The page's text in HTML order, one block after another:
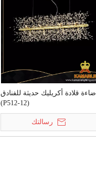
إضاءة قلادة أكريليك حديثة للفنادق
(P512-12)
رسالتك